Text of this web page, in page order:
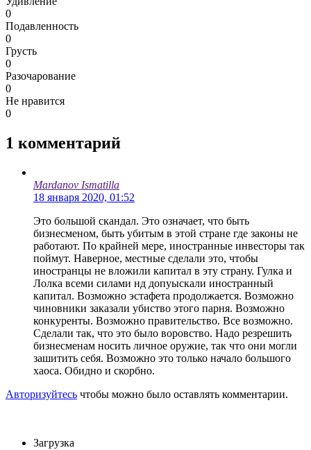
0
Подавленность
0
Грусть
0
Разочарование
0
Не нравится
0
1 комментарий
Mardanov Ismatilla
18 января 2020, 01:52
Это большой скандал. Это означает, что быть
бизнесменом, быть убитым в этой стране где законы не
работают. По крайней мере, иностранные инвесторы так
поймут. Наверное, местные сделали это, чтобы
иностранцы не вложили капитал в эту страну. Гулка и
Лолка всеми силами нд допуыскали иностранный
капитал. Возможно эстафета продолжается. Возможно
чиновники заказали убиство этого парня. Возможно
конкуренты. Возможно правительство. Все возможно.
Сделали так, что это было воровство. Надо резрешить
бизнесменам носить личное оружие, так что они могли
зашитить себя. Возможно это только начало большого
хаоса. Обидно и скорбно.
Авторизуйтесь чтобы можно было оставлять комментарии.
Загрузка